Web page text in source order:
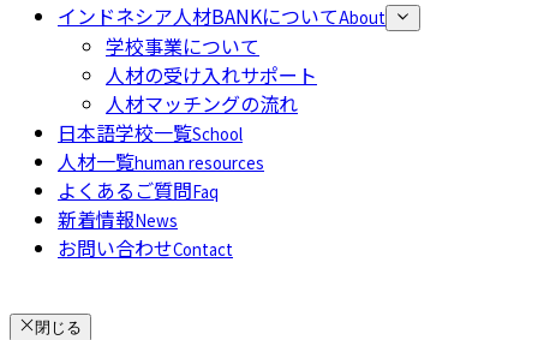
インドネシア人材BANKについてAbout
学校事業について
人材の受け入れサポート
人材マッチングの流れ
日本語学校一覧School
人材一覧human resources
よくあるご質問Faq
新着情報News
お問い合わせContact
閉じる